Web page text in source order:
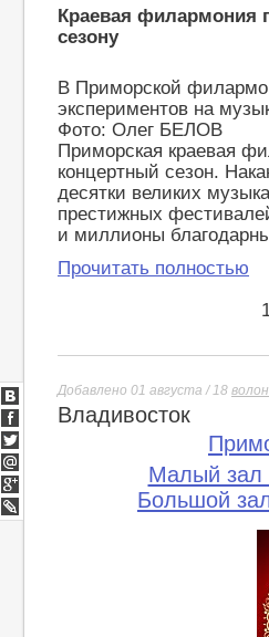
Краевая филармония
сезону
В Приморской
экспериментов на
Фото: Олег БЕЛОВ
Приморская краевая
концертный сезон.
десятки великих
престижных
и миллионы
Прочитать полностью
Добавлено 01 августа / 18
Владивосток
Малый зал
Большой
ВКонтакте
Facebook
Twitter
Мой
Мир
Google+
lj